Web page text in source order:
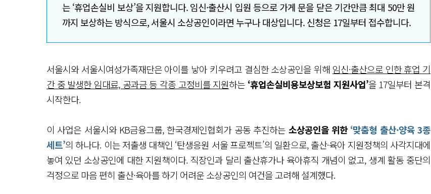
는 ‘휴업손실비 보상’을 지원합니다. 임신·출산시 입원 등으로 가게 문을 닫은 기간만큼 최대 50만 원
까지 보상하는 방식으로, 서울시 소상공인이라면 누구나 대상입니다. 신청은 17일부터 접수합니다.
서울시와 서울시여성가족재단은 아이를 낳아 키우려고 결심한 소상공인을 위해 임신·출산으로 인한 휴업 기
간 중 발생한 임대료, 공과금 등 각종 고정비를 지원하는 ‘휴업손실비용보상보험 지원사업’을 17일부터 본격
시작한다.
이 사업은 서울시와 KB금융그룹, 한국경제인협회가 공동 추진하는 소상공인을 위한 ‘맞춤형 출산·양육 3종
세트’의 하나다. 이는 저출생 대책인 ‘탄생응원 서울 프로젝트’의 일환으로, 출산·육아 지원정책의 사각지대에
놓여 있던 소상공인에 대한 지원책이다. 직장인과 달리 출산휴가나 육아휴직 개념이 없고, 생계 활동 중단의
걱정으로 마음 편히 출산·육아를 하기 어려운 소상공인의 여건을 고려해 설계했다.